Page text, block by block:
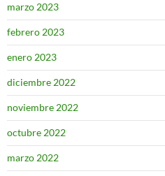
marzo 2023
febrero 2023
enero 2023
diciembre 2022
noviembre 2022
octubre 2022
marzo 2022